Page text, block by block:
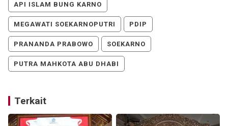
API ISLAM BUNG KARNO
MEGAWATI SOEKARNOPUTRI PDIP
PRANANDA PRABOWO SOEKARNO
PUTRA MAHKOTA ABU DHABI
Terkait